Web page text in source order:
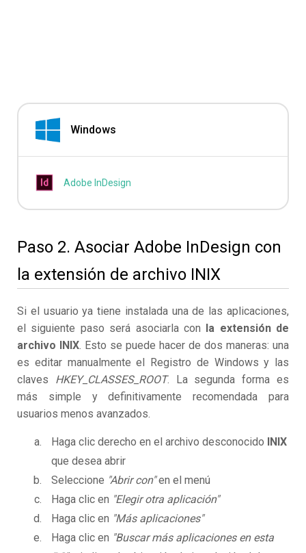
Windows
Adobe InDesign
Paso 2. Asociar Adobe InDesign con
la extensión de archivo INIX
Si el usuario ya tiene instalada una de las aplicaciones,
el siguiente paso será asociarla con la extensión de
archivo INIX. Esto se puede hacer de dos maneras: una
es editar manualmente el Registro de Windows y las
claves HKEY_CLASSES_ROOT. La segunda forma es
más simple y definitivamente recomendada para
usuarios menos avanzados.
Haga clic derecho en el archivo desconocido INIX
que desea abrir
Seleccione "Abrir con"en el menú
Haga clic en "Elegir otra aplicación"
Haga clic en "Más aplicaciones"
Haga clic en "Buscar más aplicaciones en esta